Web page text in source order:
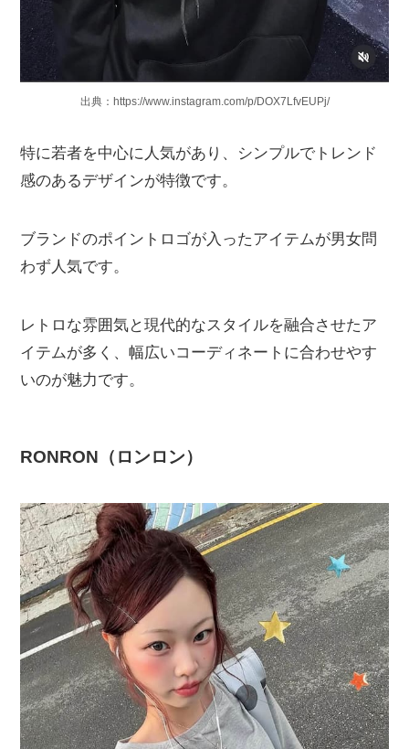
出典：https://www.instagram.com/p/DOX7LfvEUPj/
特に若者を中心に人気があり、シンプルでトレンド
感のあるデザインが特徴です。
ブランドのポイントロゴが入ったアイテムが男女問
わず人気です。
レトロな雰囲気と現代的なスタイルを融合させたア
イテムが多く、幅広いコーディネートに合わせやす
いのが魅力です。
RONRON（ロンロン）